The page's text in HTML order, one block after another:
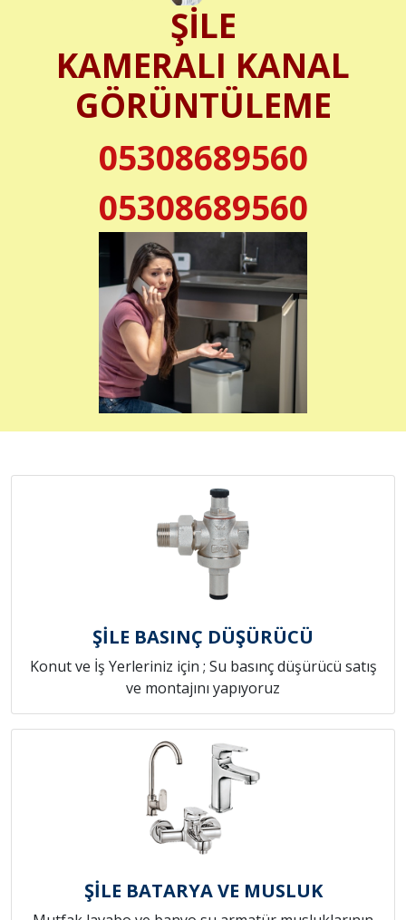
ŞİLE
KAMERALI KANAL
GÖRÜNTÜLEME
05308689560
05308689560
ŞİLE BASINÇ DÜŞÜRÜCÜ
Konut ve İş Yerleriniz için ; Su basınç düşürücü satış
ve montajını yapıyoruz
ŞİLE BATARYA VE MUSLUK